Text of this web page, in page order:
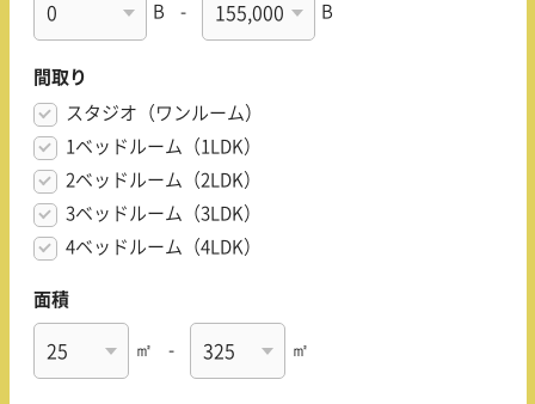
B - B
間取り
スタジオ（ワンルーム）
1ベッドルーム（1LDK）
2ベッドルーム（2LDK）
3ベッドルーム（3LDK）
4ベッドルーム（4LDK）
面積
㎡ - ㎡